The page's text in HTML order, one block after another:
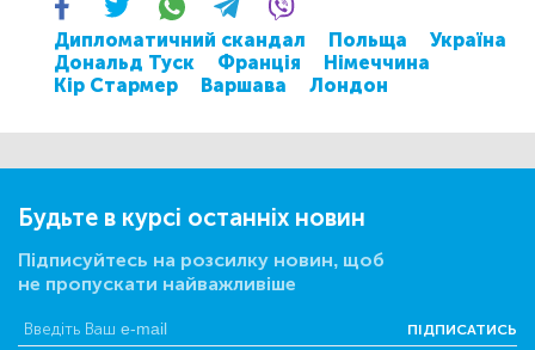
Дипломатичний скандал Польща
Україна
Дональд Туск
Франція
Німеччина
Кір Стармер
Варшава Лондон
Будьте в курсі останніх новин
Підписуйтесь на розсилку новин, щоб
не пропускати найважливіше
ПІДПИСАТИСЬ